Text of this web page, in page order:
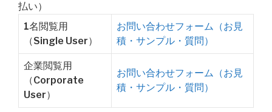
払い）
1名閲覧用
（Single User）
お問い合わせフォーム（お見
積・サンプル・質問）
企業閲覧用
（Corporate
User）
お問い合わせフォーム（お見
積・サンプル・質問）